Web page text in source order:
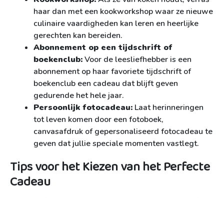
haar dan met een kookworkshop waar ze nieuwe
culinaire vaardigheden kan leren en heerlijke
gerechten kan bereiden.
Abonnement op een tijdschrift of
boekenclub:Voor de leesliefhebber is een
abonnement op haar favoriete tijdschrift of
boekenclub een cadeau dat blijft geven
gedurende het hele jaar.
Persoonlijk fotocadeau: Laat herinneringen
tot leven komen door een fotoboek,
canvasafdruk of gepersonaliseerd fotocadeau te
geven dat jullie speciale momenten vastlegt.
Tips voor het Kiezen van het Perfecte
Cadeau